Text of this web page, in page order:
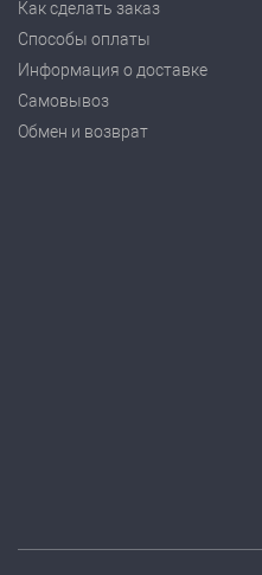
Как сделать заказ
Способы оплаты
Информация о доставке
Самовывоз
Обмен и возврат